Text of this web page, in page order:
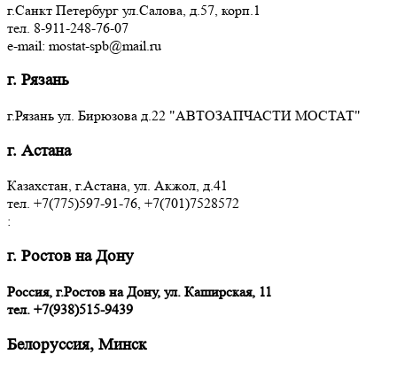
г.Санкт Петербург ул.Салова, д.57, корп.1
тел. 8-911-248-76-07
e-mail: mostat-spb@mail.ru
г. Рязань
г.Рязань ул. Бирюзова д.22 "АВТОЗАПЧАСТИ МОСТАТ"
г. Астана
Казахстан, г.Астана, ул. Акжол, д.41
тел. +7(775)597-91-76, +7(701)7528572
:
г. Ростов на Дону
Россия, г.Ростов на Дону, ул. Каширская, 11
тел. +7(938)515-9439
Белоруссия, Минск